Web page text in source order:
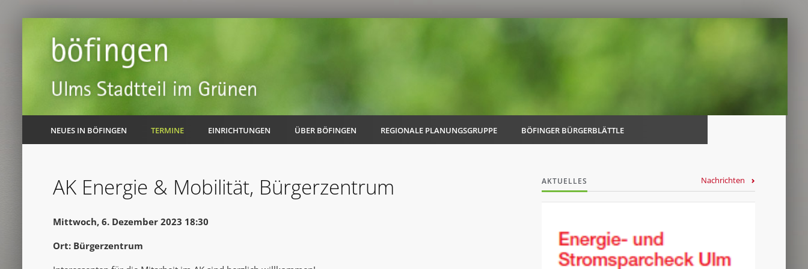
NEUES IN BÖFINGEN TERMINE EINRICHTUNGEN ÜBER BÖFINGEN REGIONALE PLANUNGSGRUPPE BÖFINGER BÜRGERBLÄTTLE
AK Energie & Mobilität, Bürgerzentrum
Mittwoch, 6. Dezember 2023 18:30
Ort: Bürgerzentrum
AKTUELLES Nachrichten